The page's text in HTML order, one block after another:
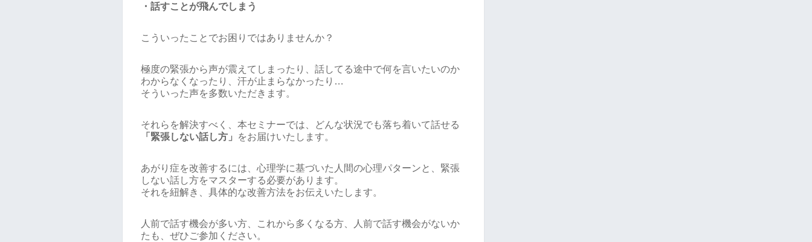
・話すことが飛んでしまう
こういったことでお困りではありませんか？
極度の緊張から声が震えてしまったり、話してる途中で何を言いたいのか
わからなくなったり、汗が止まらなかったり…
そういった声を多数いただきます。
それらを解決すべく、本セミナーでは、どんな状況でも落ち着いて話せる
「緊張しない話し方」
をお届けいたします。
あがり症を改善するには、心理学に基づいた人間の心理パターンと、緊張
しない話し方をマスターする必要があります。
それを紐解き、具体的な改善方法をお伝えいたします。
人前で話す機会が多い方、これから多くなる方、人前で話す機会がないか
たも、ぜひご参加ください。